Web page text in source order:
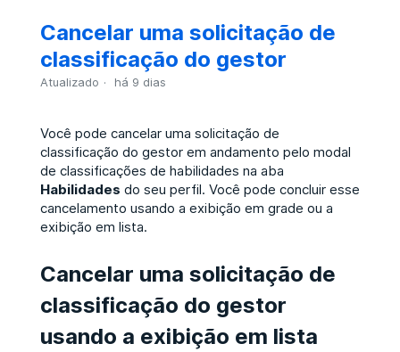
Cancelar uma solicitação de
classificação do gestor
Atualizado há 9 dias
Você pode cancelar uma solicitação de
classificação do gestor em andamento pelo modal
de classificações de habilidades na aba
Habilidades do seu perfil. Você pode concluir esse
cancelamento usando a exibição em grade ou a
exibição em lista.
Cancelar uma solicitação de
classificação do gestor
usando a exibição em lista